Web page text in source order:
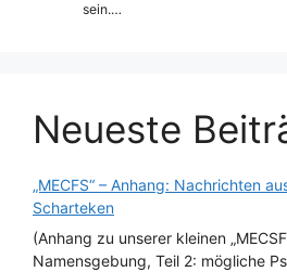
sein.…
Neueste
„MECFS“ – Anhang: Nachrichten
Scharteken
(Anhang zu unserer kleinen
Namensgebung, Teil 2: mögliche